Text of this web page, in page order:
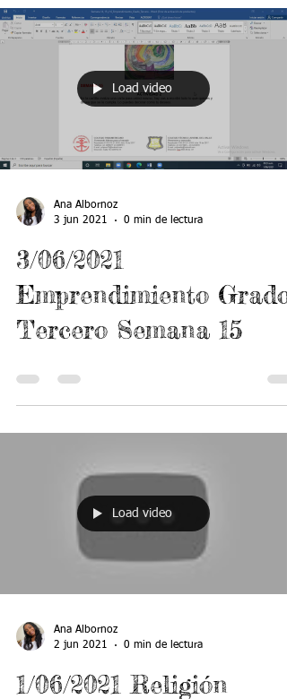
3 jun 2021
3/06/2021
Emprendimiento Grado
Tercero Semana 15
2 jun 2021
0 min de lectura